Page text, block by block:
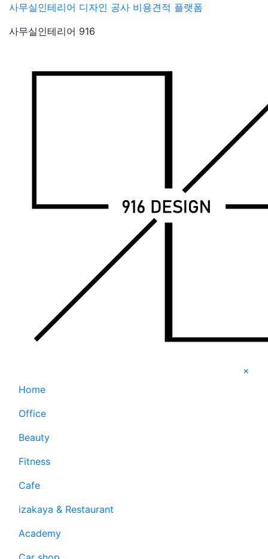
Skip
content
사무실인테리어 디자인 공사 비용견적 플랫폼
사무실인테리어 916
×
Home
Office
Beauty
Fitness
Cafe
izakaya & Restaurant
Academy